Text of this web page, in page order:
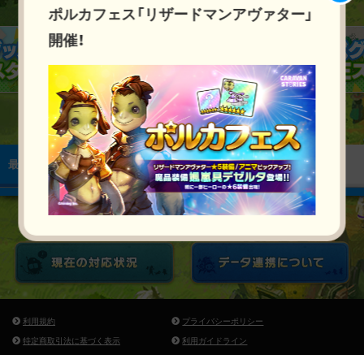
最新のお知らせ お知らせ アップデート イベント
利用規約
プライバシーポリシー
特定商取引法に基づく表示
利用ガイドライン
ポルカフェス「リザードマンアヴァター」
開催！